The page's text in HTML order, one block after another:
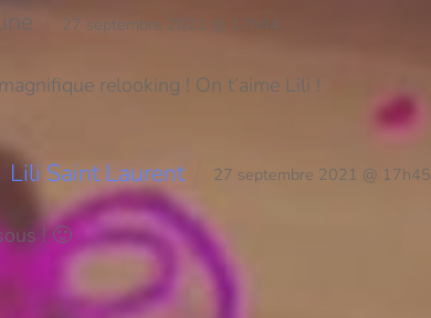
27 septembre 2021 @ 17h44
relooking ! On t’aime Lili !
Lili Saint Laurent 27 septembre 2021 @ 17h45
! 🙂